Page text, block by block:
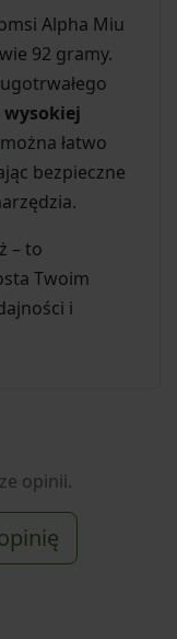
Alpha Miu
92 gramy.
wysokiej
łatwo
bezpieczne
– to
Twoim
i
opinii.